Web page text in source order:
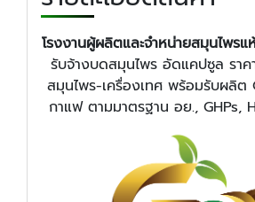
โรงงานผู้ผลิตและจำหน่ายสมุนไพรแ
รับจ้างบดสมุนไพร อัดแคปซูล ราค
สมุนไพร-เครื่องเทศ พร้อมรับผลิต
กาแฟ ตามมาตรฐาน อย., GHPs,